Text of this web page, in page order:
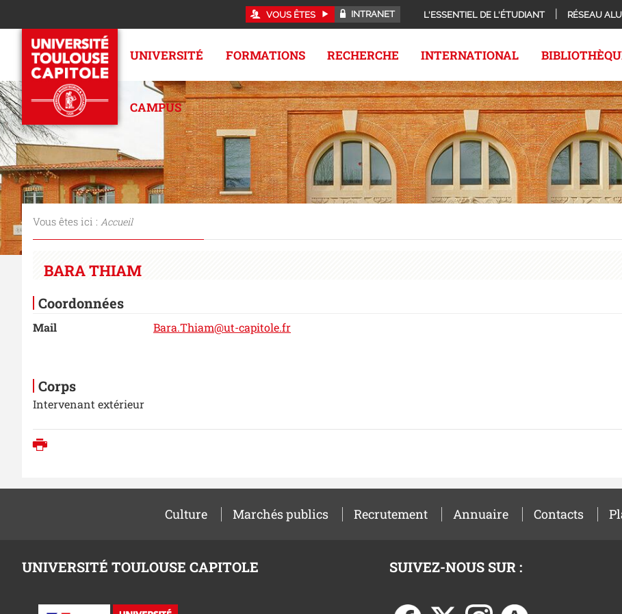
VOUS ÊTES INTRANET L'ESSENTIEL DE L'ÉTUDIANT RÉSEAU
UNIVERSITÉ FORMATIONS RECHERCHE INTERNATIONAL
CAMPUS
Vous êtes ici : Accueil
BARA THIAM
Coordonnées
Mail Bara.Thiam@ut-capitole.fr
Corps
Intervenant extérieur
Culture Marchés publics Recrutement Annuaire Contacts
UNIVERSITÉ TOULOUSE CAPITOLE SUIVEZ-NOUS SUR :